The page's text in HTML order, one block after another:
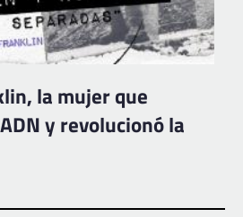
la mujer que
y revolucionó la